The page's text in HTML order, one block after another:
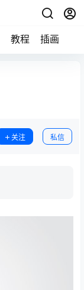
教程 插画
关注 私信